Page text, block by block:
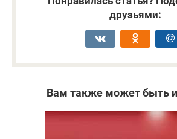
друзьями:
Вам также может быть